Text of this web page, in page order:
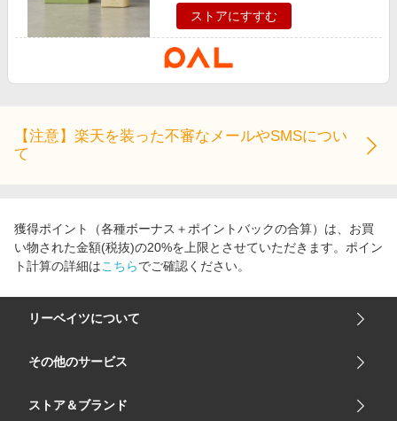
ストアにすすむ
【注意】楽天を装った不審なメールやSMSについ
て
獲得ポイント（各種ボーナス＋ポイントバックの合算）は、お買
い物された金額(税抜)の20%を上限とさせていただきます。ポイン
ト計算の詳細はこちらでご確認ください。
リーベイツについて
会社概要
サイトマップ
その他のサービス
楽天市場
ストア＆ブランド